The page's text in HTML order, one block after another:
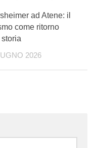
ad Atene: il
come ritorno
2026